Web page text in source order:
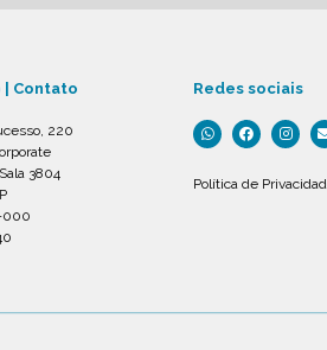
| Contato
220
3804
000
Redes sociais
Política de